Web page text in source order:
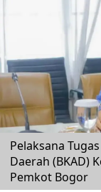
Pelaksana
Daerah (BKAD)
Pemkot Bogor